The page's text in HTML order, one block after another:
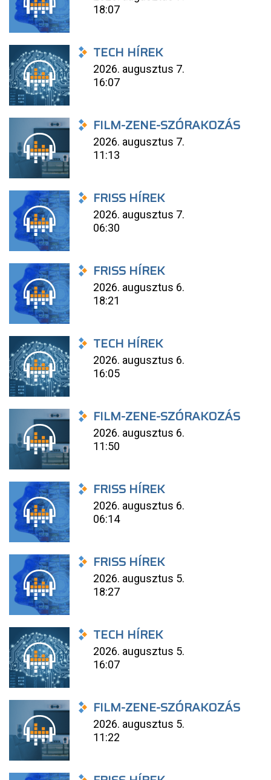
18:07
TECH HÍREK
2026. augusztus 7.
16:07
FILM-ZENE-SZÓRAKOZÁS
2026. augusztus 7.
11:13
FRISS HÍREK
2026. augusztus 7.
06:30
FRISS HÍREK
2026. augusztus 6.
18:21
TECH HÍREK
2026. augusztus 6.
16:05
FILM-ZENE-SZÓRAKOZÁS
2026. augusztus 6.
11:50
FRISS HÍREK
2026. augusztus 6.
06:14
FRISS HÍREK
2026. augusztus 5.
18:27
TECH HÍREK
2026. augusztus 5.
16:07
FILM-ZENE-SZÓRAKOZÁS
2026. augusztus 5.
11:22